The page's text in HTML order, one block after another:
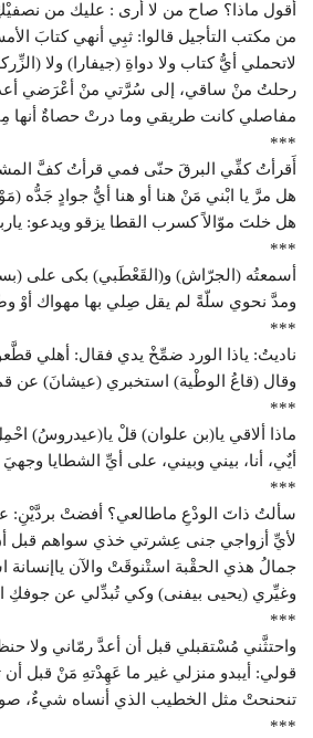
أقول ماذا؟ صاح من لا أرى : عليك من
من مكتب التأجيل قالوا: ثبِي أنهي كتابَ
لاتحملي أيُّ كتاب ولا دواةِ (جيفارا) ولا
رحلتُ منْ ساقي، إلى سُرَّتي منْ أعْرَضي
مفاصلي كانت طريقي وما درتْ حصاةٌ أنها
***
أَقرأتُ كفِّي البرقَ حنّى فمي قرأتُ كفَّ
هل مرَّ يا ابْني مَنْ هنا أو هنا أيُّ جوادٍ جَدُّه
هل خلتَ موّالاً كسرب القطا يزقو ويدعو:
***
أسمعتُه (الجرّاش) و(القَعْطَبي) بكى على
ومدَّ نحوي سلّةً لم يقل صِلي بها مهواك أوْ
***
ناديتُ: ياذا الورد ضمِّخْ يدي فقال: أهلي
وقال (قاعُ الوطْية) استخبري (عيشانَ) عن
***
ماذا ألاقي يا(بن علوان) قلْ يا(عيدروسُ)
أيٌي، أنا، بيني وبيني، على أيِّ الشطايا
***
سألتُ ذاتَ الودْعِ ماطالعي؟ أفضتْ بردَّيْنِ:
لأيِّ أزواجي جنى عِشرتي خذي سواهم قبل
جمالُ هذي الحقْبة استْنوقَتْ والآن ياإنسانة
وغيِّري (يحيى بيفنى) وكي تُبدِّلي عن جوفكِ
***
واحتثَّني مُسْتقبلي قبل أن أعدَّ رمّاني ولا
قولي: أيبدو منزلي غير ما عَهِدْتهِ مَنْ قبل أن
تنحنحتْ مثل الخطيب الذي أنساه شيءٌ،
***